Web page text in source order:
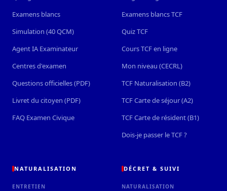
Examens blancs
Simulation (40 QCM)
Agent IA Examinateur
Centres d'examen
Questions officielles (PDF)
Livret du citoyen (PDF)
FAQ Examen Civique
Examens blancs TCF
Quiz TCF
Cours TCF en ligne
Mon niveau (CECRL)
TCF Naturalisation (B2)
TCF Carte de séjour (A2)
TCF Carte de résident (B1)
Dois-je passer le TCF ?
NATURALISATION
ENTRETIEN
DÉCRET & SUIVI
NATURALISATION